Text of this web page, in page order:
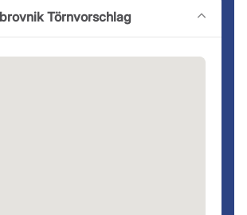
Törnvorschlag